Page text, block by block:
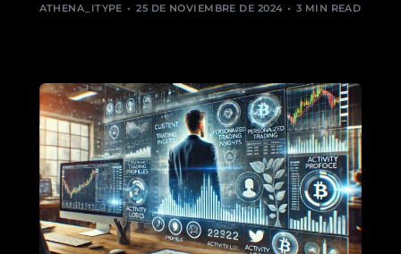
ATHENA_ITYPE 25 DE NOVIEMBRE DE 2024 3 MIN READ